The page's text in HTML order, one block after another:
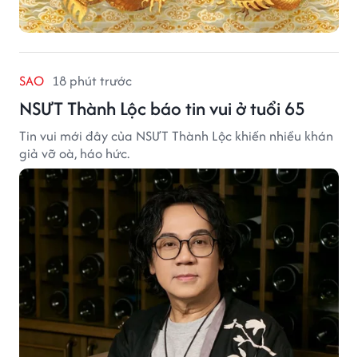
SAO 18 phút trước
NSƯT Thành Lộc báo tin vui ở tuổi 65
Tin vui mới đây của NSƯT Thành Lộc khiến nhiều khán
giả vỡ oà, háo hức.